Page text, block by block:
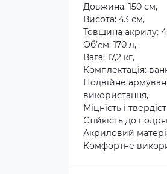
Довжина: 150 см,
Висота: 43 см,
Товщина акрилу:
Об’єм: 170 л,
Вага: 17,2 кг,
Комплектація:
Подвійне
використання,
Міцність і
Стійкість до
Акриловий
Комфортне